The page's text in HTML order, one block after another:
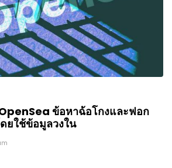
ข้อหาฉ้อโกงและฟอก
ยใช้ข้อมูลวงใน